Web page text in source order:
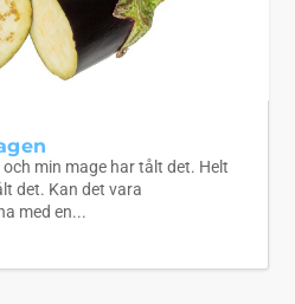
min mage har tålt det. Helt
det. Kan det vara
med en...